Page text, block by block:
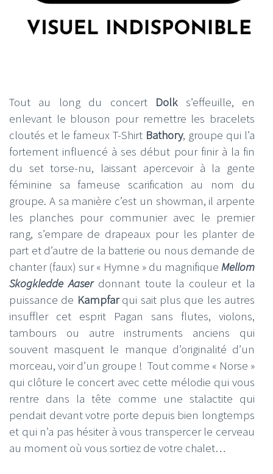
Tout au long du concert Dolk s’effeuille, en
enlevant le blouson pour remettre les bracelets
cloutés et le fameux T-Shirt Bathory, groupe qui l’a
fortement influencé à ses début pour finir à la fin
du set torse-nu, laissant apercevoir à la gente
féminine sa fameuse scarification au nom du
groupe. A sa manière c’est un showman, il arpente
les planches pour communier avec le premier
rang, s’empare de drapeaux pour les planter de
part et d’autre de la batterie ou nous demande de
chanter (faux) sur « Hymne » du magnifique Mellom
Skogkledde Aaserdonnant toute la couleur et la
puissance de Kampfarqui sait plus que les autres
insuffler cet esprit Pagan sans flutes, violons,
tambours ou autre instruments anciens qui
souvent masquent le manque d’originalité d’un
morceau, voir d’un groupe ! Tout comme « Norse »
qui clôture le concert avec cette mélodie qui vous
rentre dans la tête comme une stalactite qui
pendait devant votre porte depuis bien longtemps
et qui n’a pas hésiter à vous transpercer le cerveau
au moment où vous sortiez de votre chalet…